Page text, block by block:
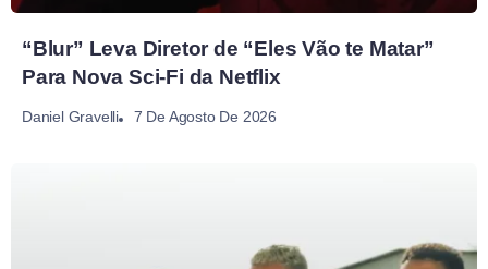
“Blur” Leva Diretor de “Eles Vão te Matar”
Para Nova Sci-Fi da Netflix
Daniel Gravelli 7 De Agosto De 2026